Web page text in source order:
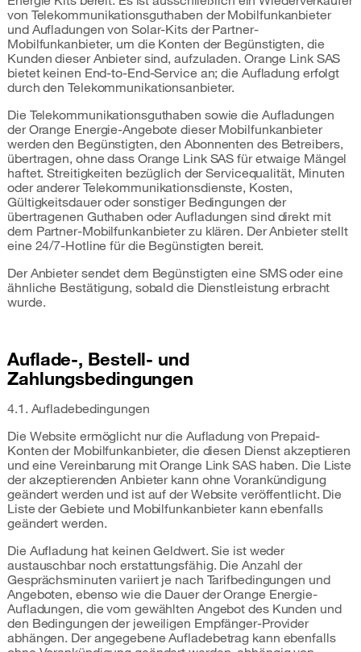
von Telekommunikationsguthaben der Mobilfunkanbieter
und Aufladungen von Solar-Kits der Partner-
Mobilfunkanbieter, um die Konten der Begünstigten, die
Kunden dieser Anbieter sind, aufzuladen. Orange Link SAS
bietet keinen End-to-End-Service an; die Aufladung erfolgt
durch den Telekommunikationsanbieter.
Die Telekommunikationsguthaben sowie die Aufladungen
der Orange Energie-Angebote dieser Mobilfunkanbieter
werden den Begünstigten, den Abonnenten des Betreibers,
übertragen, ohne dass Orange Link SAS für etwaige Mängel
haftet. Streitigkeiten bezüglich der Servicequalität, Minuten
oder anderer Telekommunikationsdienste, Kosten,
Gültigkeitsdauer oder sonstiger Bedingungen der
übertragenen Guthaben oder Aufladungen sind direkt mit
dem Partner-Mobilfunkanbieter zu klären. Der Anbieter stellt
eine 24/7-Hotline für die Begünstigten bereit.
Der Anbieter sendet dem Begünstigten eine SMS oder eine
ähnliche Bestätigung, sobald die Dienstleistung erbracht
wurde.
Auflade-, Bestell- und
Zahlungsbedingungen
4.1. Aufladebedingungen
Die Website ermöglicht nur die Aufladung von Prepaid-
Konten der Mobilfunkanbieter, die diesen Dienst akzeptieren
und eine Vereinbarung mit Orange Link SAS haben. Die Liste
der akzeptierenden Anbieter kann ohne Vorankündigung
geändert werden und ist auf der Website veröffentlicht. Die
Liste der Gebiete und Mobilfunkanbieter kann ebenfalls
geändert werden.
Die Aufladung hat keinen Geldwert. Sie ist weder
austauschbar noch erstattungsfähig. Die Anzahl der
Gesprächsminuten variiert je nach Tarifbedingungen und
Angeboten, ebenso wie die Dauer der Orange Energie-
Aufladungen, die vom gewählten Angebot des Kunden und
den Bedingungen der jeweiligen Empfänger-Provider
abhängen. Der angegebene Aufladebetrag kann ebenfalls